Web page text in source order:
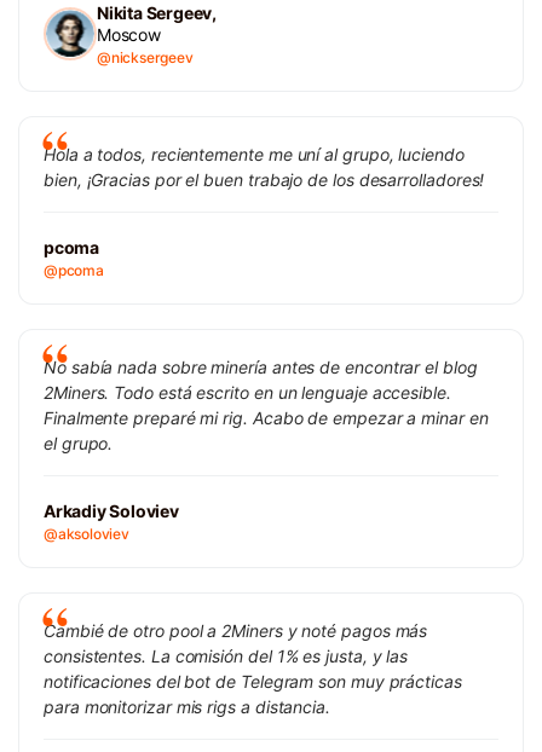
Nikita Sergeev,
Moscow
@nicksergeev
Hola a todos, recientemente me uní al grupo, luciendo
bien, ¡Gracias por el buen trabajo de los desarrolladores!
pcoma
@pcoma
No sabía nada sobre minería antes de encontrar el blog
2Miners. Todo está escrito en un lenguaje accesible.
Finalmente preparé mi rig. Acabo de empezar a minar en
el grupo.
Arkadiy Soloviev
@aksoloviev
Cambié de otro pool a 2Miners y noté pagos más
consistentes. La comisión del 1% es justa, y las
notificaciones del bot de Telegram son muy prácticas
para monitorizar mis rigs a distancia.